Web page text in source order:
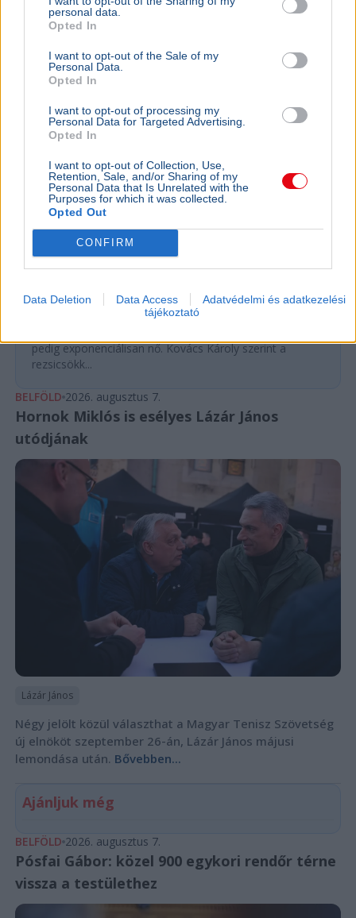
personal data.
Opted In
I want to opt-out of the Sale of my
Personal Data.
Opted In
I want to opt-out of processing my
Personal Data for Targeted Advertising.
Opted In
I want to opt-out of Collection, Use,
Retention, Sale, and/or Sharing of my
Personal Data that Is Unrelated with the
Purposes for which it was collected.
Opted Out
CONFIRM
Data Deletion Data Access
Adatvédelmi és adatkezelési
tájékoztató
Összeomlás szélén a víziközmű-rendszer:
A teljes éves bevételt a csövek
cseréjére kellene költeni
A magyar víziközmű-hálózat közel 80 százaléka
pedig exponenciálisan nő. Kovács Károly szerint a
rezsicsökk...
Az Amundi
BELFÖLD 2026. augusztus 7.
Hornok Miklós is esélyes Lázár János
utódjának
Lázár János
Négy jelölt közül választhat a Magyar Tenisz Szövetség
új elnököt szeptember 26-án, Lázár János májusi
lemondása után. Bővebben...
Ajánljuk még
BELFÖLD 2026. augusztus 7.
Pósfai Gábor: közel 900 egykori rendőr térne
vissza a testülethez